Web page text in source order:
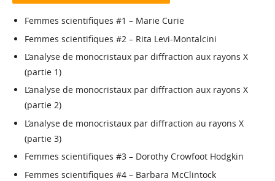
Femmes scientifiques #1 – Marie Curie
Femmes scientifiques #2 – Rita Levi-Montalcini
L’analyse de monocristaux par diffraction aux rayons X
(partie 1)
L’analyse de monocristaux par diffraction aux rayons X
(partie 2)
L’analyse de monocristaux par diffraction au rayons X
(partie 3)
Femmes scientifiques #3 – Dorothy Crowfoot Hodgkin
Femmes scientifiques #4 – Barbara McClintock